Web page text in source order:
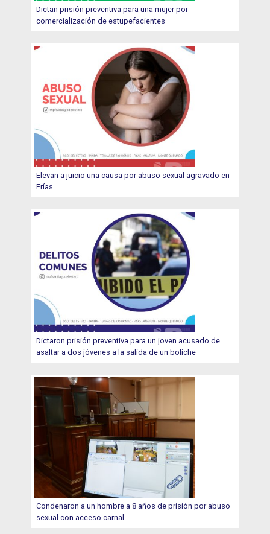
Dictan prisión preventiva para una mujer por
comercialización de estupefacientes
Elevan a juicio una causa por abuso sexual agravado en
Frías
Dictaron prisión preventiva para un joven acusado de
asaltar a dos jóvenes a la salida de un boliche
Condenaron a un hombre a 8 años de prisión por abuso
sexual con acceso carnal